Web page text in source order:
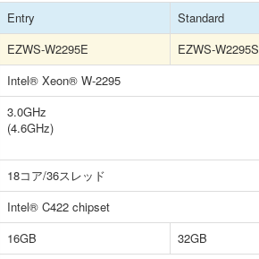
Entry Standard
EZWS-W2295E EZWS-W2295S
Intel® Xeon® W-2295
3.0GHz
(4.6GHz)
18コア/36スレッド
Intel® C422 chipset
16GB 32GB